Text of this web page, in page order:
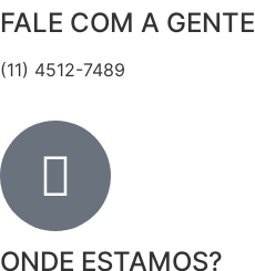
FALE COM A GENTE
(11) 4512-7489
ONDE ESTAMOS?